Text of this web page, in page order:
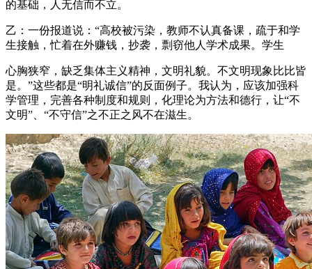
的基础，人无信而不立。
乙：一份报道说：“高校被污染，教师不认真备课，疏于和学
生接触，忙着在外赚钱，抄袭，剽窃他人学术成果。学生
心胸狭窄，缺乏集体主义精神，文明礼貌。不文明现象比比皆
是。”这些都是“明礼诚信”的反面例子。我认为，应该加强科
学管理，完善各种制度和规则，化理论为方法和德行，让“不
文明”、“不守信”之不正之风不在滋生。